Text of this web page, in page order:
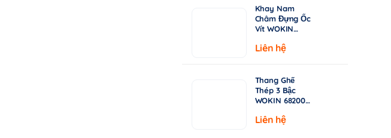
Khay Nam
Châm Đựng Ốc
Vít WOKIN
Đường Kính
Liên hệ
Thang Ghế
Thép 3 Bậc
WOKIN 682003
150kg
Liên hệ